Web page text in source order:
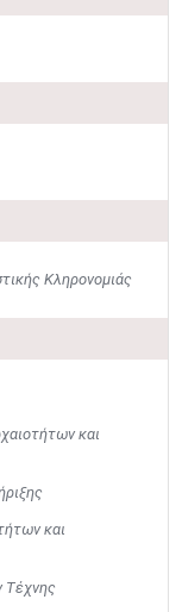
Κληρονομιάς
και
και
Τέχνης